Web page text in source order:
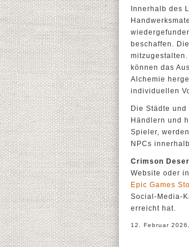
Innerhalb des
beschaffen.
können das
Alchemie
individuellen
Die Städte
Händlern und
Spieler,
NPCs
Crimson
Website oder
Epic Games
Social-Media-
erreicht hat.
12. Februar